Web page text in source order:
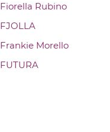
Fiorella Rubino
FJOLLA
Frankie Morello
FUTURA